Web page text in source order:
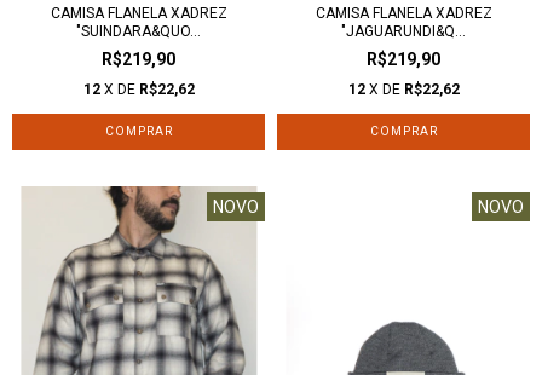
CAMISA FLANELA XADREZ
"SUINDARA&QUO...
R$219,90
12 X DE R$22,62
COMPRAR
CAMISA FLANELA XADREZ
"JAGUARUNDI&Q...
R$219,90
12 X DE R$22,62
COMPRAR
NOVO NOVO